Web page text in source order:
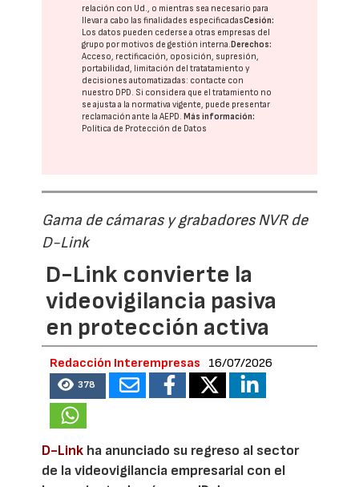
relación con Ud., o mientras sea necesario para
llevar a cabo las finalidades especificadasCesión:
Los datos pueden cederse a otras empresas del
grupo por motivos de gestión interna.Derechos:
Acceso, rectificación, oposición, supresión,
portabilidad, limitación del tratatamiento y
decisiones automatizadas: contacte con
nuestro DPD. Si considera que el tratamiento no
se ajusta a la normativa vigente, puede presentar
reclamación ante laAEPD.Más información:
Política de Protección de Datos
Gama de cámaras y grabadores NVR de
D-Link
D-Link convierte la
videovigilancia pasiva
en protección activa
Redacción Interempresas 16/07/2026
378
D-Link ha anunciado su regreso al sector
de la videovigilancia empresarial con el